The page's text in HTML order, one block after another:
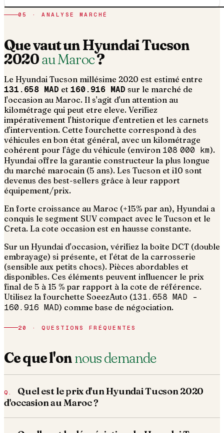
05 · ANALYSE MARCHÉ
Que vaut unHyundaiTucson
2020au Maroc?
Le Hyundai Tucson millésime 2020 est estimé entre
131.658 MAD et 160.916 MAD sur le marché de
l'occasion au Maroc. Il s'agit d'un attention au
kilométrage qui peut etre eleve. Verifiez
impérativement l'historique d'entretien et les carnets
d'intervention. Cette fourchette correspond à des
véhicules en bon état général, avec un kilométrage
cohérent pour l'âge du véhicule (environ 108 000 km).
Hyundai offre la garantie constructeur la plus longue
du marché marocain (5 ans). Les Tucson et i10 sont
devenus des best-sellers grâce à leur rapport
équipement/prix.
En forte croissance au Maroc (+15% par an), Hyundai a
conquis le segment SUV compact avec le Tucson et le
Creta. La cote occasion est en hausse constante.
Sur un Hyundai d'occasion, vérifiez la boîte DCT (double
embrayage) si présente, et l'état de la carrosserie
(sensible aux petits chocs). Pièces abordables et
disponibles. Ces éléments peuvent influencer le prix
final de 5 à 15 % par rapport à la cote de référence.
Utilisez la fourchette SoeezAuto (131.658 MAD –
160.916 MAD) comme base de négociation.
20 · QUESTIONS FRÉQUENTES
Ce que l'onnous demande
Quel est le prix d'un Hyundai Tucson 2020
d'occasion au Maroc ?